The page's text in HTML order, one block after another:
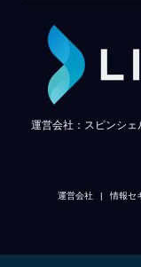
運営会社：スピンシ
運営会社 情報セ